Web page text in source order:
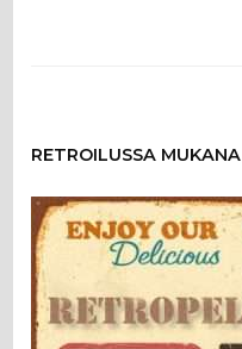
RETROILUSSA MUKANA